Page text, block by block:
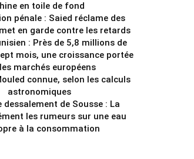
en toile de fond
pénale : Saied réclame des
en garde contre les retards
: Près de 5,8 millions de
mois, une croissance portée
marchés européens
connue, selon les calculs
astronomiques
dessalement de Sousse : La
les rumeurs sur une eau
à la consommation